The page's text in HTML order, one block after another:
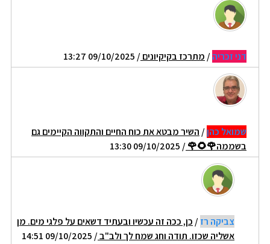
דני זכריה/ מתרכז בקיקיונים/ 09/10/2025 13:27
שמואל כהן/ השיר מבטא את כוח החיים והתקווה הקיימים גם
בשממה🌹🌻🌹/ 09/10/2025 13:30
צביקה רז/ כן, ככה זה עכשיו ובעתיד דשאים על פלגי מים. מן
אשליה שכזו. תודה וחג שמח לך ולב"ב/ 09/10/2025 14:51